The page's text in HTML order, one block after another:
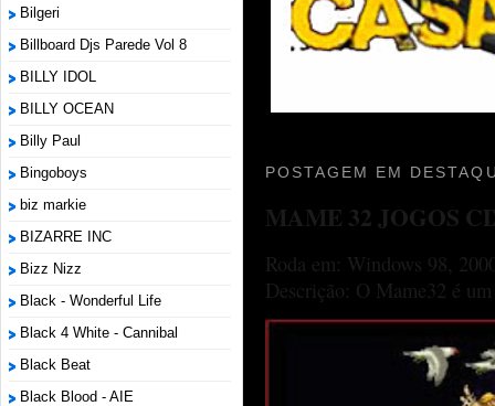
Bilgeri
Billboard Djs Parede Vol 8
BILLY IDOL
BILLY OCEAN
Billy Paul
Bingoboys
biz markie
BIZARRE INC
Bizz Nizz
Black - Wonderful Life
Black 4 White - Cannibal
Black Beat
Black Blood - AIE
POSTAGEM EM
MAME 32 JOGOS
Roda em: Windows 98,
Descrição: O Mame32 é